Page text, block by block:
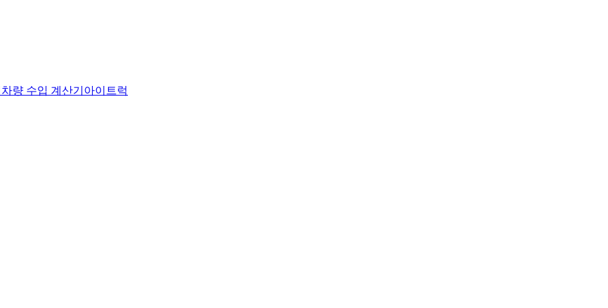
차량 수입 계산기 아이트럭